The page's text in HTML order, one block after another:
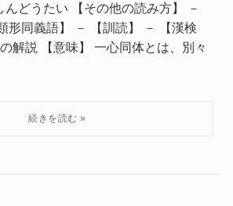
んどうたい 【その他の読み方】 －
形同義語】 － 【訓読】 － 【漢検
解説 【意味】 一心同体とは、別々